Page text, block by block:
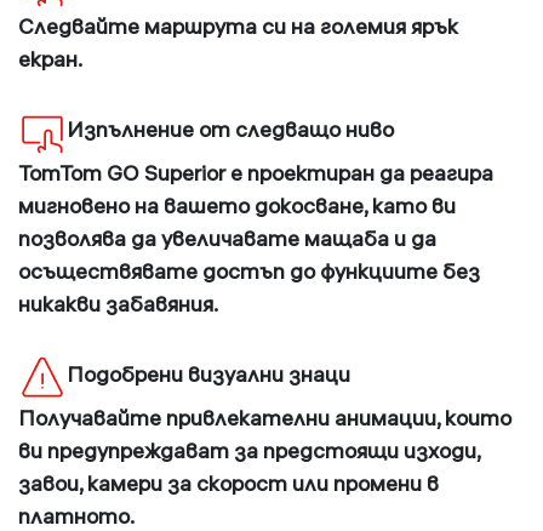
Следвайте маршрута си на големия ярък
екран.
Изпълнение от следващо ниво
TomTom GO Superior е проектиран да реагира
мигновено на вашето докосване, като ви
позволява да увеличавате мащаба и да
осъществявате достъп до функциите без
никакви забавяния.
Подобрени визуални знаци
Получавайте привлекателни анимации, които
ви предупреждават за предстоящи изходи,
завои, камери за скорост или промени в
платното.